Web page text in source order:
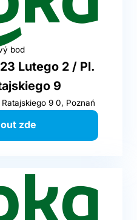
bod
Lutego 2 / Pl.
9
9 0, Poznań
zde